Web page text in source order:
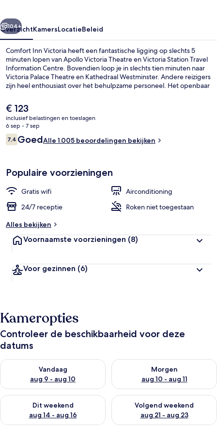
Volgende
104+
OverzichtKamersLocatieBeleid
Comfort Inn Victoria heeft een fantastische ligging op slechts 5
minuten lopen van Apollo Victoria Theatre en Victoria Station Travel
Information Centre. Bovendien loop je in slechts tien minuten naar
Victoria Palace Theatre en Kathedraal Westminster. Andere reizigers
zijn heel enthousiast over het behulpzame personeel. Het openbaar
Victoria Underground Station en 12 minuten naar Pimlico
Underground Station.
De
huidige
prijs
is
€ 123
€ 123
inclusief belastingen en toeslagen
6 sep - 7 sep
Beoordelingen
7,47,4 op 10 –
GoedAlle 1.005 beoordelingen bekijken
Populaire voorzieningen
Gratis wifi
Airconditioning
24/7 receptie
Roken niet toegestaan
Alles bekijken
Voornaamste voorzieningen (8)
Voor gezinnen (6)
Kameropties
Controleer de beschikbaarheid voor deze
datums
Vandaag
aug 9 - aug 10
De beschikbaarheid controleren voor vanavond aug 9 - aug
Morgen
aug 10 - aug 11
De beschikbaarheid
Dit weekend
aug 14 - aug 16
De beschikbaarheid controleren voor dit weekend aug 14 -
Volgend weekend
aug 21 - aug 23
De beschikbaarheid